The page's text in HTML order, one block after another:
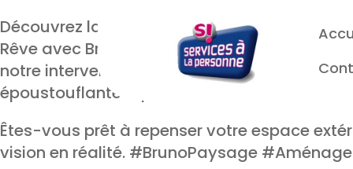
Découvrez la magie de la transformation
Rêve avec Bruno Paysage' vous emmène
notre intervention. Chaque article est truffé
époustouflantes qui illustrent notre savoir-
Êtes-vous prêt à repenser votre espace
vision en réalité. #BrunoPaysage